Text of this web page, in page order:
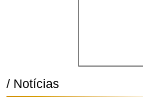
/ Notícias